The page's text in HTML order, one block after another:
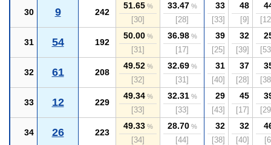
30 9 242
51.65%
[30]
33.47%
[28]
33
[33]
48
[9]
31 54 192
50.00%
[31]
36.98%
[17]
39
[25]
32
[39]
32 61 208
49.52%
[32]
32.69%
[31]
31
[40]
37
[28]
33 12 229
49.34%
[33]
32.31%
[33]
29
[43]
45
[17]
34 26 223
49.33%
[34]
28.70%
[44]
32
[38]
32
[40]